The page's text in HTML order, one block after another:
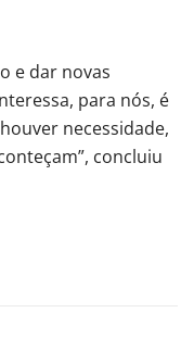
e dar novas
para nós, é
necessidade,
concluiu